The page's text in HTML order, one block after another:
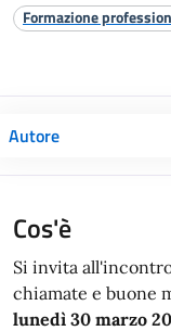
Formazione
Autore
Cos'è
Si invita
chiamate e buone
lunedì 30 marzo